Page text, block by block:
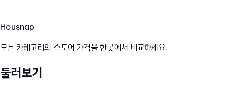
Housnap
모든 카테고리의 스토어 가격을 한곳에서 비교하세요.
둘러보기